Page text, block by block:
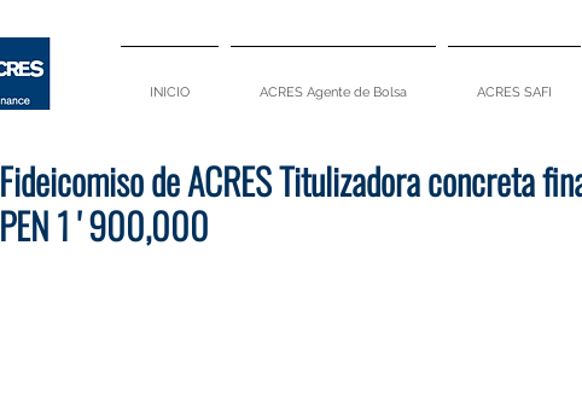
INICIO ACRES Agente de Bolsa ACRES SAFI
Fideicomiso de ACRES Titulizadora concreta
PEN 1 ' 900,000